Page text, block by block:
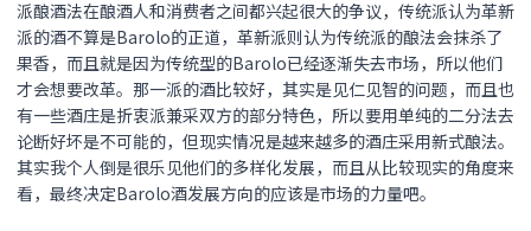
派酿酒法在酿酒人和消费者之间都兴起很大的争议，传统派认为革新
派的酒不算是Barolo的正道，革新派则认为传统派的酿法会抹杀了
果香，而且就是因为传统型的Barolo已经逐渐失去市场，所以他们
才会想要改革。那一派的酒比较好，其实是见仁见智的问题，而且也
有一些酒庄是折衷派兼采双方的部分特色，所以要用单纯的二分法去
论断好坏是不可能的，但现实情况是越来越多的酒庄采用新式酿法。
其实我个人倒是很乐见他们的多样化发展，而且从比较现实的角度来
看，最终决定Barolo酒发展方向的应该是市场的力量吧。